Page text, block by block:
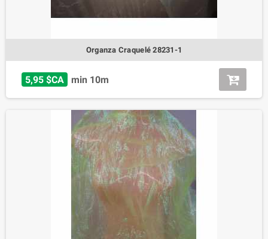
Organza Craquelé 28231-1
5,95 $CA min 10m